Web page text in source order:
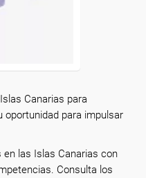
Canarias para
para impulsar
las Islas Canarias con
Consulta los